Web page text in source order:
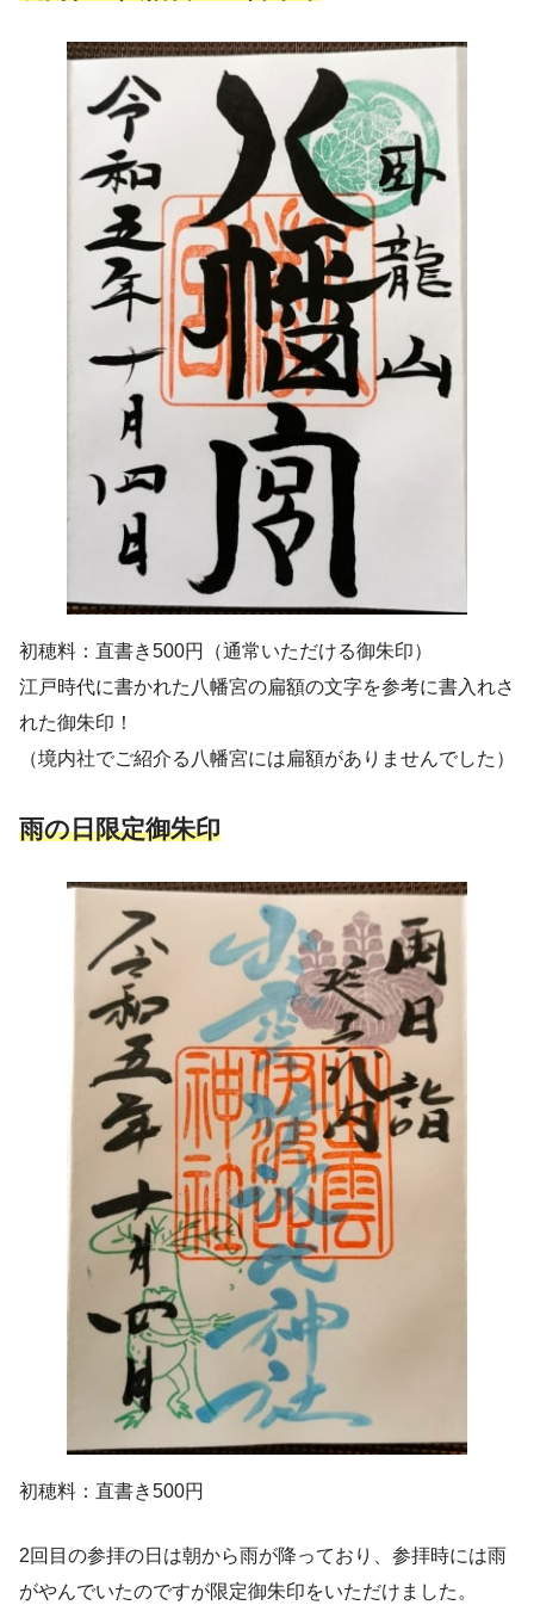
初穂料：直書き500円（通常いただける御朱印）
江戸時代に書かれた八幡宮の扁額の文字を参考に書入れさ
れた御朱印！
（境内社でご紹介る八幡宮には扁額がありませんでした）
雨の日限定御朱印
初穂料：直書き500円
2回目の参拝の日は朝から雨が降っており、参拝時には雨
がやんでいたのですが限定御朱印をいただけました。